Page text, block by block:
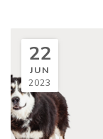
22
JUN
2023